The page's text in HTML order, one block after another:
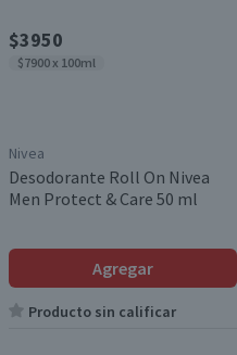
$3950
$7900 x 100ml
Nivea
Desodorante Roll On Nivea
Men Protect & Care 50 ml
Agregar
Producto sin calificar